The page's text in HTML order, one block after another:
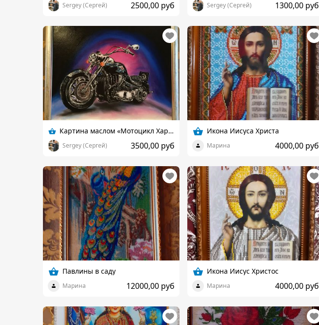
Sergey (Сергей) 2500,00 руб Sergey (Сергей) 1300,00 руб
Картина маслом «Мотоцикл Харли Дэвидсон»
Sergey (Сергей) 3500,00 руб
Икона Иисуса Христа
Марина 4000,00 руб
Павлины в саду
Марина 12000,00 руб
Икона Иисус Христос
Марина 4000,00 руб